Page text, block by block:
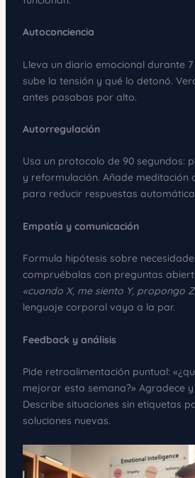
Autoconciencia
Lleva un diario emocional durante
sube la tensión y qué lo detonó.
antes pasabas por alto.
Autorregulación
Usa un protocolo de 90 segundos:
y reformulación. Añade meditación
para reducir respuestas
Empatía y comunicación
Formula hipótesis sobre
compruébalas con preguntas
«cuando X, me siento Y, propongo
lenguaje corporal vaya a la par.
Feedback y análisis
Pide retroalimentación puntual:
mejorar esta semana?» Agradece
Describe situaciones sin etiquetas
soluciones nuevas.